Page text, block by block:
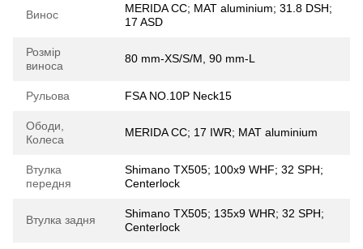
Винос
MERIDA CC; MAT aluminium; 31.8 DSH;
17 ASD
Розмір
виноса
80 mm-XS/S/M, 90 mm-L
Рульова FSA NO.10P Neck15
Ободи,
Колеса
MERIDA CC; 17 IWR; MAT aluminium
Втулка
передня
Shimano TX505; 100x9 WHF; 32 SPH;
Centerlock
Втулка задня
Shimano TX505; 135x9 WHR; 32 SPH;
Centerlock